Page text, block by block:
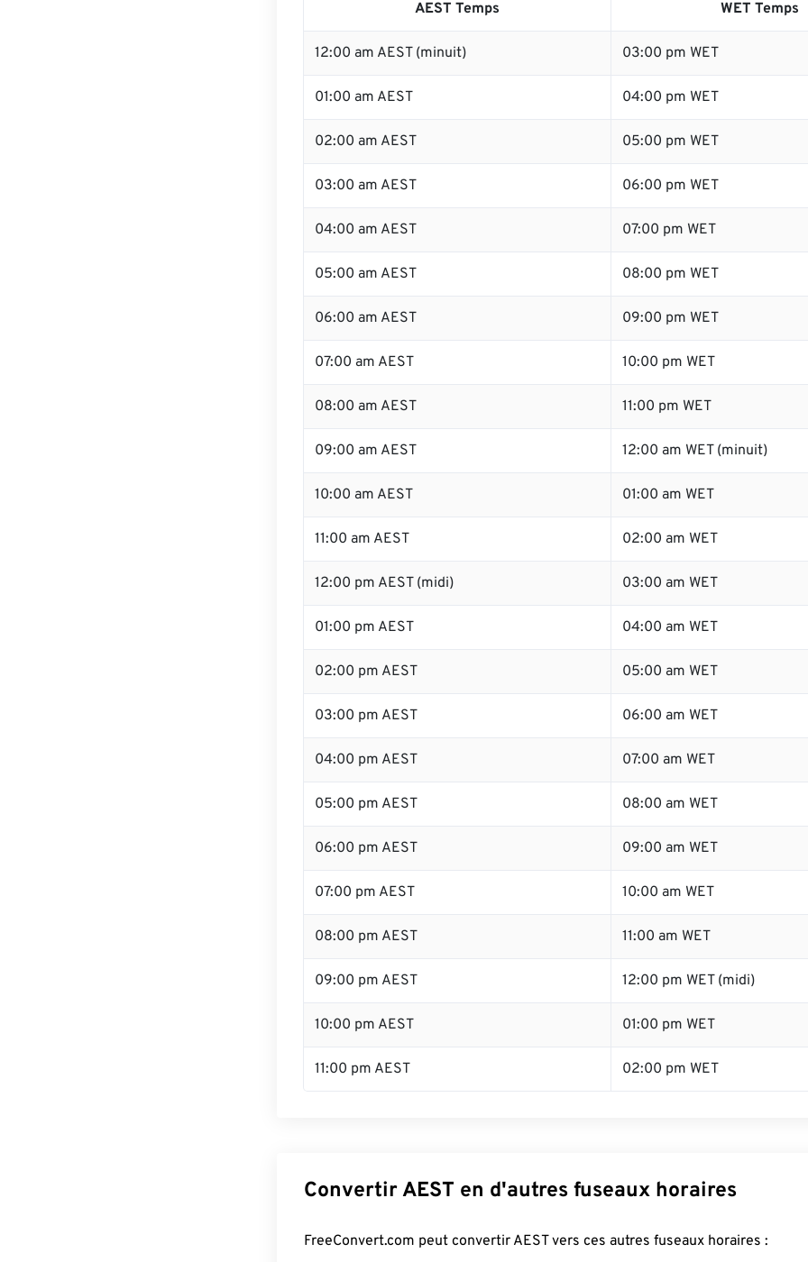
AEST Temps WET Temps
12:00 am AEST (minuit) 03:00 pm WET
01:00 am AEST 04:00 pm WET
02:00 am AEST 05:00 pm WET
03:00 am AEST 06:00 pm WET
04:00 am AEST 07:00 pm WET
05:00 am AEST 08:00 pm WET
06:00 am AEST 09:00 pm WET
07:00 am AEST 10:00 pm WET
08:00 am AEST 11:00 pm WET
09:00 am AEST 12:00 am WET (minuit)
10:00 am AEST 01:00 am WET
11:00 am AEST 02:00 am WET
12:00 pm AEST (midi) 03:00 am WET
01:00 pm AEST 04:00 am WET
02:00 pm AEST 05:00 am WET
03:00 pm AEST 06:00 am WET
04:00 pm AEST 07:00 am WET
05:00 pm AEST 08:00 am WET
06:00 pm AEST 09:00 am WET
07:00 pm AEST 10:00 am WET
08:00 pm AEST 11:00 am WET
09:00 pm AEST 12:00 pm WET (midi)
10:00 pm AEST 01:00 pm WET
11:00 pm AEST 02:00 pm WET
Convertir AEST en d'autres fuseaux horaires
FreeConvert.com peut convertir AEST vers ces autres fuseaux horaires :